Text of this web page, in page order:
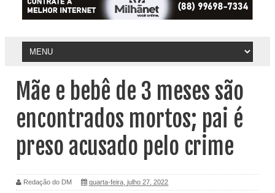
Mãe e bebê de 3 meses são
encontrados mortos; pai é
preso acusado pelo crime
Redação do DM quarta-feira, julho 27, 2022